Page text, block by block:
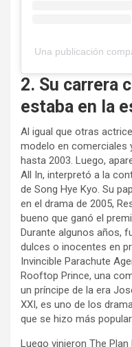
Una publicación
2. Su carrera
estaba en la
Al igual que otras
modelo en comerciales
hasta 2003. Luego,
All In, interpretó a la
de Song Hye Kyo. Su
en el drama de 2005,
bueno que ganó el
Durante algunos años,
dulces o inocentes en
Invincible Parachute
Rooftop Prince, una
un príncipe de la era
XXI, es uno de los
que se hizo más
Luego vinieron The Plan